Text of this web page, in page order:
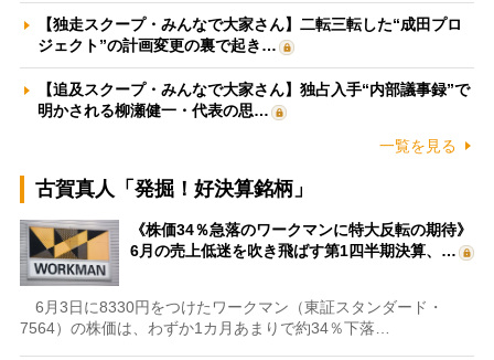
【独走スクープ・みんなで大家さん】二転三転した“成田プロ
ジェクト”の計画変更の裏で起き…
【追及スクープ・みんなで大家さん】独占入手“内部議事録”で
明かされる柳瀬健一・代表の思…
一覧を見る
古賀真人「発掘！好決算銘柄」
《株価34％急落のワークマンに特大反転の期待》
6月の売上低迷を吹き飛ばす第1四半期決算、…
6月3日に8330円をつけたワークマン（東証スタンダード・
7564）の株価は、わずか1カ月あまりで約34％下落…